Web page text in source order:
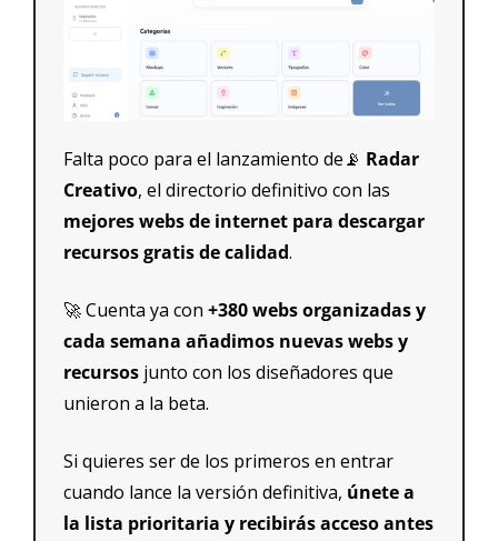
Falta poco para el lanzamiento de📡 Radar
Creativo
mejores webs de internet para descargar
recursos gratis de calidad.
🚀 Cuenta ya con +380 webs organizadas y
cada semana añadimos nuevas webs y
recursos junto con los diseñadores que
unieron a la beta.
Si quieres ser de los primeros en entrar
cuando lance la versión definitiva, únete a
la lista prioritaria y recibirás acceso antes